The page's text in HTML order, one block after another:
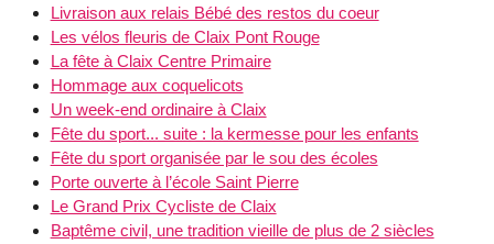
Livraison aux relais Bébé des restos du coeur
Les vélos fleuris de Claix Pont Rouge
La fête à Claix Centre Primaire
Hommage aux coquelicots
Un week-end ordinaire à Claix
Fête du sport... suite : la kermesse pour les enfants
Fête du sport organisée par le sou des écoles
Porte ouverte à l’école Saint Pierre
Le Grand Prix Cycliste de Claix
Baptême civil, une tradition vieille de plus de 2 siècles